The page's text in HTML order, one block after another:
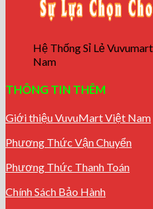
Hệ Thống Sỉ Lẻ
Nam
THÔNG TIN THÊM
Giới thiệu VuvuMart Việt Nam
Phương Thức Vận Chuyển
Phương Thức Thanh Toán
Chính Sách Bảo Hành